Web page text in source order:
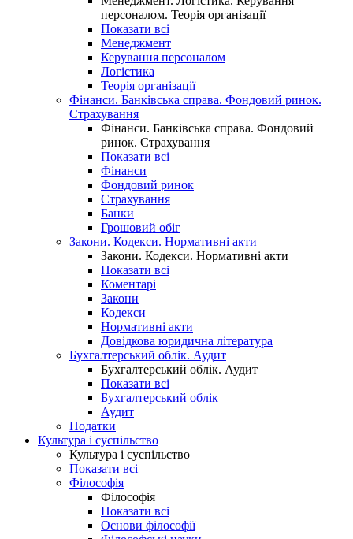
персоналом. Теорія організації
Показати всі
Менеджмент
Керування персоналом
Логістика
Теорія організації
Фінанси. Банківська справа. Фондовий ринок.
Страхування
Фінанси. Банківська справа. Фондовий
ринок. Страхування
Показати всі
Фінанси
Фондовий ринок
Страхування
Банки
Грошовий обіг
Закони. Кодекси. Нормативні акти
Закони. Кодекси. Нормативні акти
Показати всі
Коментарі
Закони
Кодекси
Нормативні акти
Довідкова юридична література
Бухгалтерський облік. Аудит
Бухгалтерський облік. Аудит
Показати всі
Бухгалтерський облік
Аудит
Податки
Культура і суспільство
Культура і суспільство
Показати всі
Філософія
Філософія
Показати всі
Основи філософії